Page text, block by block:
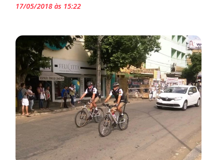
17/05/2018 às 15:22